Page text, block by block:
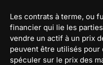
Les contrats à terme, ou
financier qui lie les
vendre un actif à un prix
peuvent être utilisés
spéculer sur le prix des